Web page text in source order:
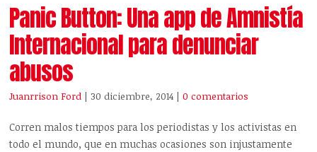
Panic Button: Una app de Amnistía
Internacional para denunciar
abusos
Juanrrison Ford | 30 diciembre, 2014 |0 comentarios
Corren malos tiempos para los periodistas y los activistas en
todo el mundo, que en muchas ocasiones son injustamente